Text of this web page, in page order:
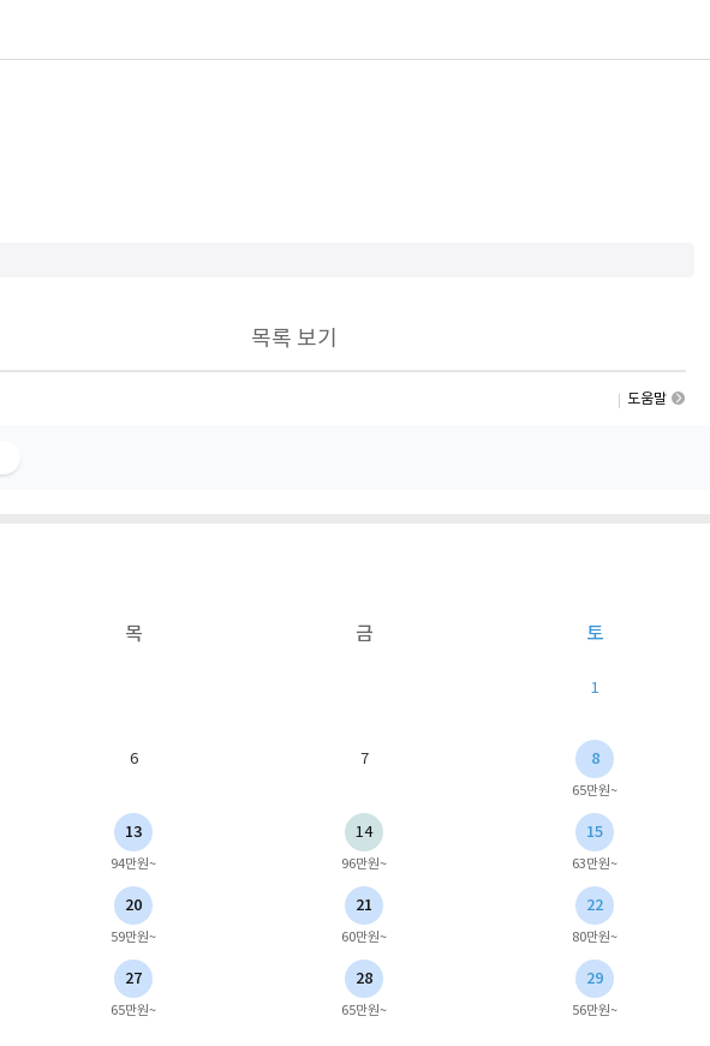
목록 보기
도움말
목 금 토
1
6 7 8
65만원~
13
94만원~
14
96만원~
15
63만원~
20
59만원~
21
60만원~
22
80만원~
27
65만원~
28
65만원~
29
56만원~